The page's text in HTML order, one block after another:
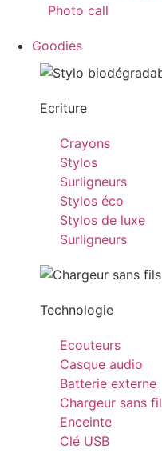
Photo call
Goodies
Ecriture
Crayons
Stylos
Surligneurs
Stylos éco
Stylos de luxe
Surligneurs
Technologie
Ecouteurs
Casque audio
Batterie externe
Chargeur sans fil
Enceinte
Clé USB